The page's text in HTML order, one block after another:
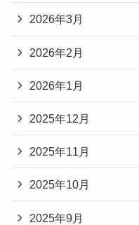
2026年3月
2026年2月
2026年1月
2025年12月
2025年11月
2025年10月
2025年9月